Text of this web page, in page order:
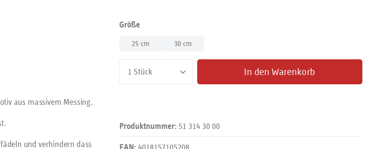
Größeauswählen
25 cm 30 cm
Produkt Anzahl: Gib den gewünschten Wert ein oder
In den Warenkorb
Produktnummer: 51 314 30 00
4018157105208
aus massivem Messing.
und verhindern dass